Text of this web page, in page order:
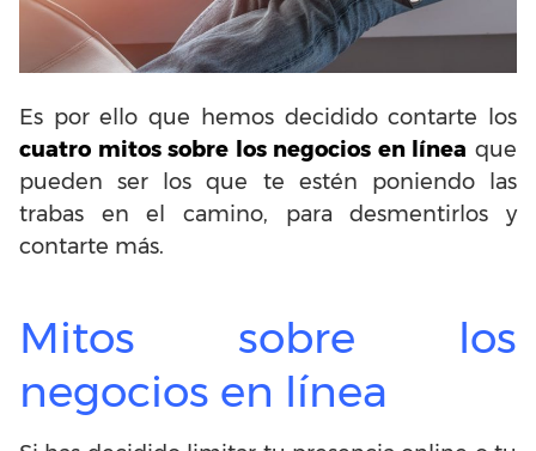
Es por ello que hemos decidido contarte los
cuatro mitos sobre los negocios en línea que
pueden ser los que te estén poniendo las
trabas en el camino, para desmentirlos y
contarte más.
Mitos sobre los
negocios en línea